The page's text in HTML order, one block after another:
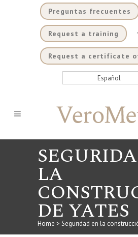
Preguntas frecuentes
Request a training
Request a certificate
Español
LA
DE YATES
Home > Seguridad en la